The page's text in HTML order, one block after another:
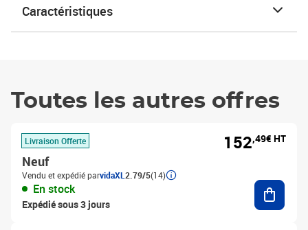
Caractéristiques
Toutes les autres offres
Livraison Offerte
Neuf
Vendu et expédié parvidaXL 2.79/5(14)
En stock
Expédié sous 3 jours
152,49€ HT